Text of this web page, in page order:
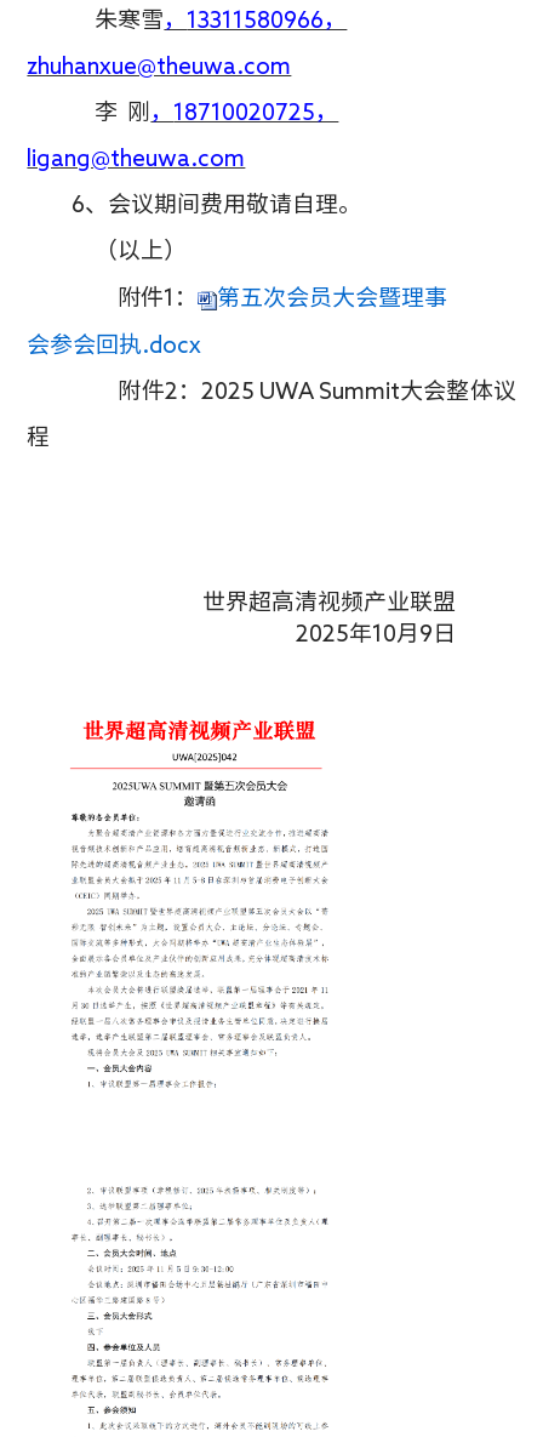
朱寒雪 ， 13311580966，
zhuhanxue@theuwa.com
李
刚 ， 18710020725，
ligang@theuwa.com
6、会议期间 费用敬请自理。
（以上）
附件1 ： 第五次会员大会暨理事
会参会回执.docx
附件2：2025 UWA Summit大会整体议
程
世界超高清视频产业联盟
2025年10月 9 日